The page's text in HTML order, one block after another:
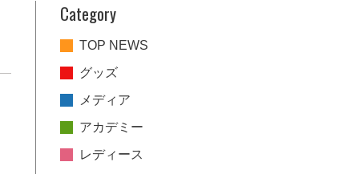
Category
TOP NEWS
グッズ
メディア
アカデミー
レディース